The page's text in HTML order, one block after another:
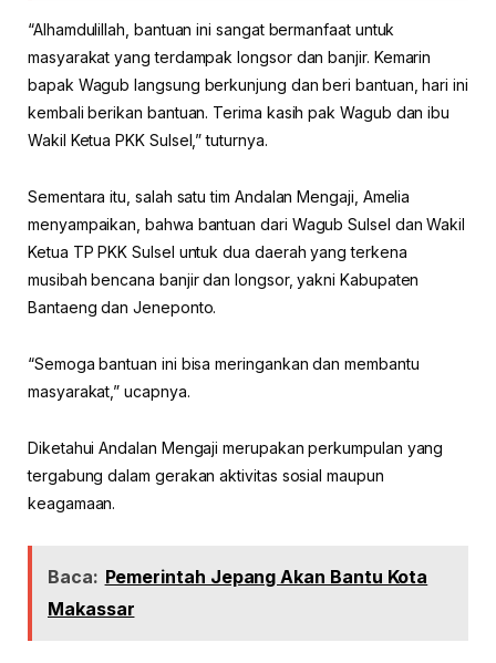
“Alhamdulillah, bantuan ini sangat bermanfaat untuk
masyarakat yang terdampak longsor dan banjir. Kemarin
bapak Wagub langsung berkunjung dan beri bantuan, hari ini
kembali berikan bantuan. Terima kasih pak Wagub dan ibu
Wakil Ketua PKK Sulsel,” tuturnya.
Sementara itu, salah satu tim Andalan Mengaji, Amelia
menyampaikan, bahwa bantuan dari Wagub Sulsel dan Wakil
Ketua TP PKK Sulsel untuk dua daerah yang terkena
musibah bencana banjir dan longsor, yakni Kabupaten
Bantaeng dan Jeneponto.
“Semoga bantuan ini bisa meringankan dan membantu
masyarakat,” ucapnya.
Diketahui Andalan Mengaji merupakan perkumpulan yang
tergabung dalam gerakan aktivitas sosial maupun
keagamaan.
Baca: Pemerintah Jepang Akan Bantu Kota
Makassar